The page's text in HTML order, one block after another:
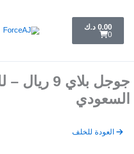
إلى
المحتوى0.00 د.ك
0
a
r
t
جوجل بلاي 9
السعودي
العودة للخلف
جرب ForceAJ الآن 🚀